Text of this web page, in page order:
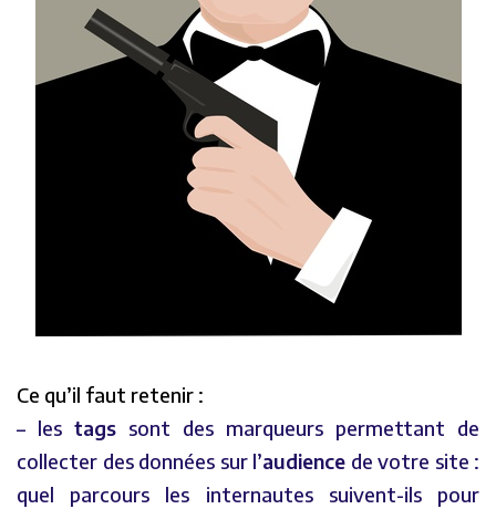
Ce qu’il faut retenir :
– les tags sont des marqueurs permettant de
collecter des données sur l’audience de votre site :
quel parcours les internautes suivent-ils pour